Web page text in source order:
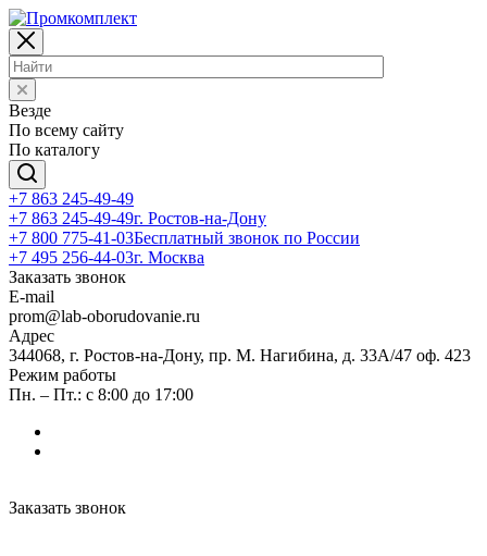
Везде
По всему сайту
По каталогу
+7 863 245-49-49
+7 863 245-49-49г. Ростов-на-Дону
+7 800 775-41-03Бесплатный звонок по России
+7 495 256-44-03г. Москва
Заказать звонок
E-mail
prom@lab-oborudovanie.ru
Адрес
344068, г. Ростов-на-Дону, пр. М. Нагибина, д. 33А/47 оф. 423
Режим работы
Пн. – Пт.: с 8:00 до 17:00
Заказать звонок